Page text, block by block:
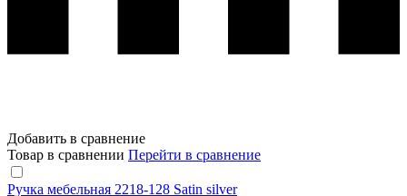
Добавить в сравнение
Товар в сравнении Перейти в сравнение
Ручка мебельная 2218-128 Satin silver